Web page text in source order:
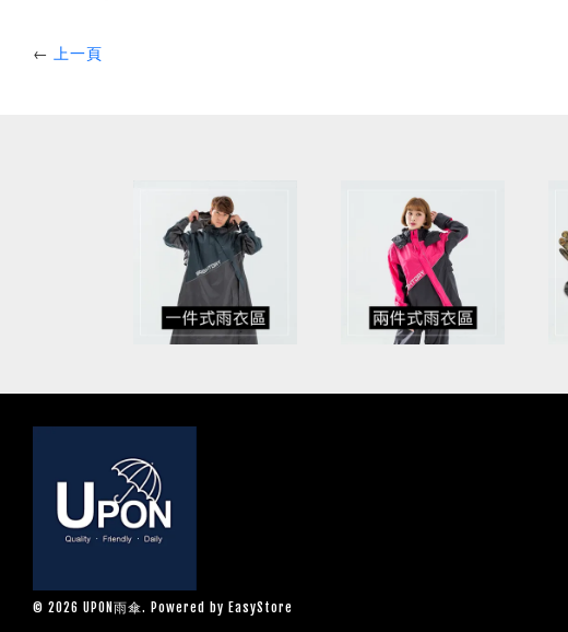
← 上一頁
© 2026 UPON雨傘. Powered by EasyStore